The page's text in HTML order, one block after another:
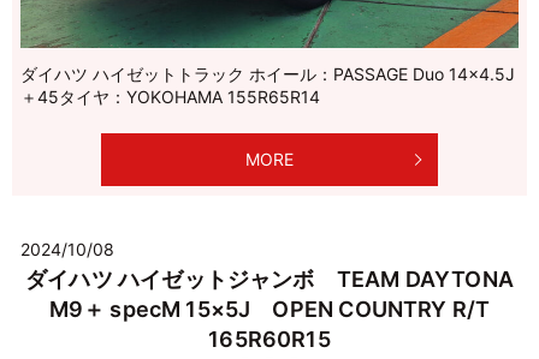
ダイハツ ハイゼットトラック ホイール：PASSAGE Duo 14×4.5J
＋45タイヤ：YOKOHAMA 155R65R14
MORE
2024/10/08
ダイハツ ハイゼットジャンボ TEAM DAYTONA
M9＋ specM 15×5J OPEN COUNTRY R/T
165R60R15